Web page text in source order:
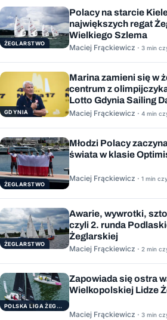
ŻEGLARSTWO
Polacy na starcie
największych regat
Wielkiego Szlema
Maciej Frąckiewicz · 3 min
GDYNIA
Marina zamieni się w
centrum z
Lotto Gdynia Sailing
Maciej Frąckiewicz · 4 min
ŻEGLARSTWO
Młodzi Polacy
świata w klasie
Maciej Frąckiewicz · 1 min
ŻEGLARSTWO
Awarie, wywrotki,
czyli 2. runda
Żeglarskiej
Maciej Frąckiewicz · 2 min
POLSKA LIGA ŻEGLARSKA
Zapowiada się ostra
Wielkopolskiej Lidze
Maciej Frąckiewicz · 3 min